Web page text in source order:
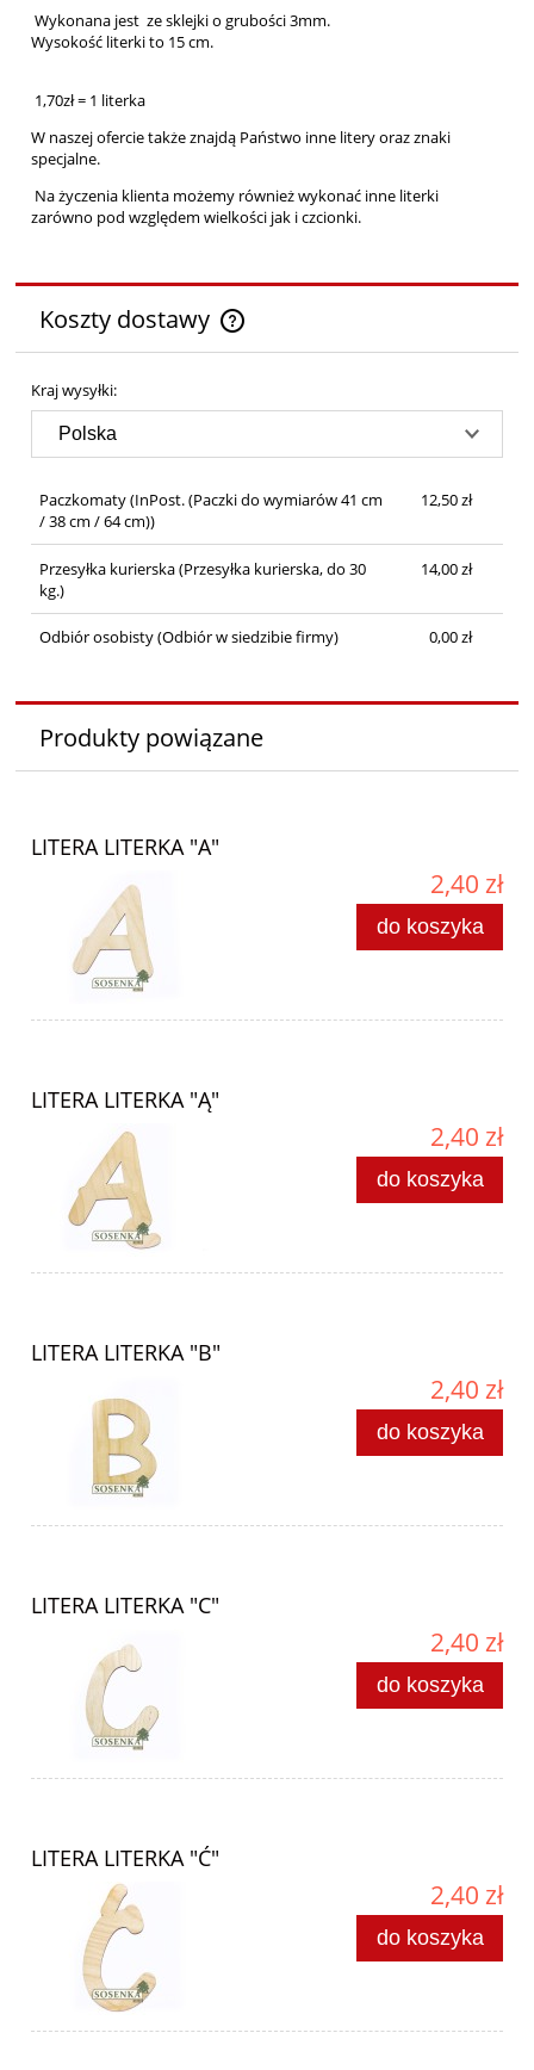
Wykonana jest ze sklejki o grubości 3mm.
Wysokość literki to 15 cm.
1,70zł = 1 literka
W naszej ofercie także znajdą Państwo inne litery oraz znaki
specjalne.
Na życzenia klienta możemy również wykonać inne literki
zarówno pod względem wielkości jak i czcionki.
Koszty dostawy
Cena nie zawiera ewentualnych kosztów płatności
Kraj wysyłki:
Paczkomaty(InPost. (Paczki do wymiarów 41 cm
/ 38 cm / 64 cm))
12,50 zł
Przesyłka kurierska(Przesyłka kurierska, do 30
kg.)
14,00 zł
Odbiór osobisty(Odbiór w siedzibie firmy) 0,00 zł
Produkty powiązane
LITERA LITERKA "A"
2,40 zł
do koszyka
LITERA LITERKA "Ą"
2,40 zł
do koszyka
LITERA LITERKA "B"
2,40 zł
do koszyka
LITERA LITERKA "C"
2,40 zł
do koszyka
LITERA LITERKA "Ć"
2,40 zł
do koszyka